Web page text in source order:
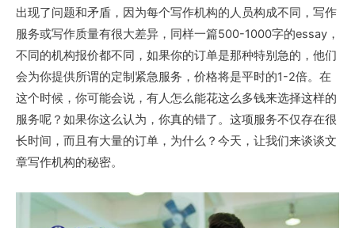
出现了问题和矛盾，因为每个写作机构的人员构成不同，写作
服务或写作质量有很大差异 ，同样一篇500-1000字的essay，
不同的机构报价都不同， 如果你的订单是那种特别急的，他们
会为你提供所谓的定制紧急服务，价格将是平时的1-2倍。在
这个时候，你可能会说，有人怎么能花这么多钱来选择这样的
服务呢？如果你这么认为，你真的错了。这项服务不仅存在很
长时间，而且有大量的订单，为什么？今天，让我们来谈谈文
章写作机构的秘密。